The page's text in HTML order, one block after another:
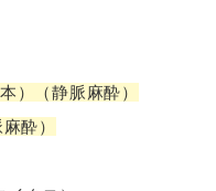
）（静脈麻酔）
酔）